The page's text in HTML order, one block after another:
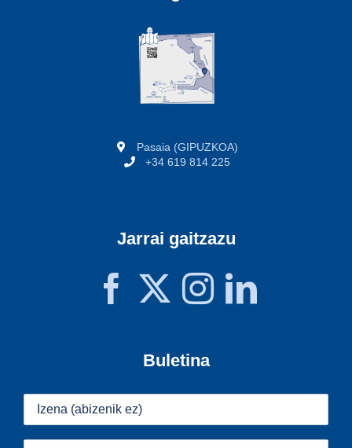
Pasaia (GIPUZKOA)
+34 619 814 225
Jarrai gaitzazu
Buletina